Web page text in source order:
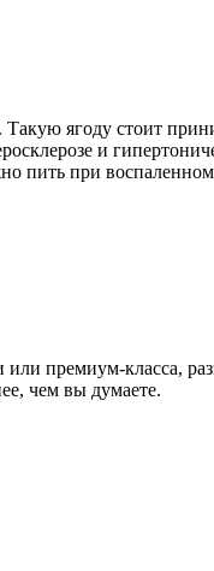
ягоду стоит
и
пить при
премиум-класса,
чем вы думаете.